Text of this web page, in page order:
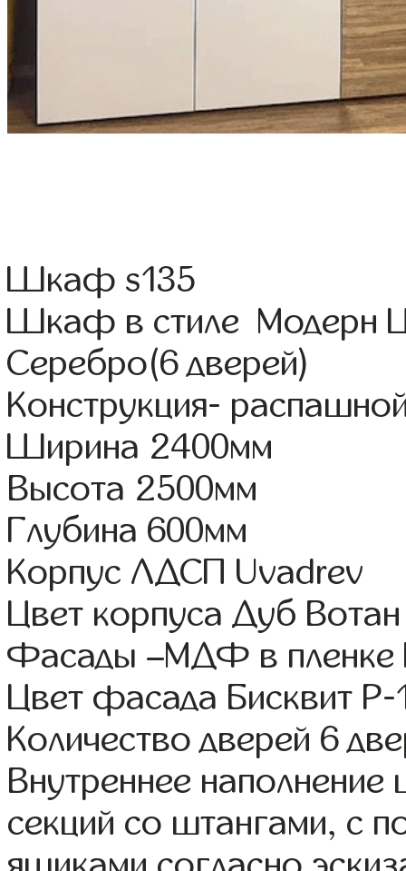
Шкаф s135
Шкаф в стиле Модерн
Серебро(6 дверей)
Конструкция-
Ширина 2400мм
Высота 2500мм
Глубина 600мм
Корпус ЛДСП Uvadrev
Цвет корпуса Дуб Вотан
Фасады –МДФ в пленке
Цвет фасада Бисквит Р-
Количество дверей 6
Внутреннее
секций со штангами, с